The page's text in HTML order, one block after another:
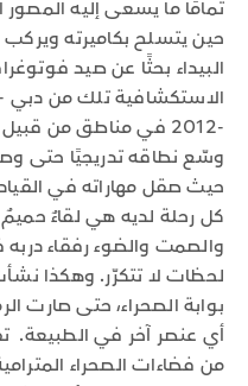
تمامًا ما يسعى إليه
حين يتسلح بكاميرته
البيداء بحثًا عن صيد
الاستكشافية تلك من دبي
-2012 في مناطق من
وسّع نطاقه تدريجيًا حتى
حيث صقل مهاراته في
كل رحلة لديه هي لقاءٌ
والصمت والضوء رفقاء
لحظات لا تتكرّر. وهكذا
بوابة الصحراء، حتى صارت
أي عنصر آخر في الطبيعة.
من فضاءات الصحراء